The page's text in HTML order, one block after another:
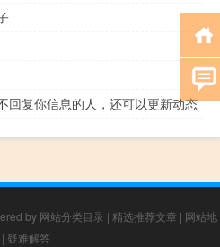
回复你信息的人，还可以更新动态
by 网站分类目录 | 精选推荐文章 | 网站地
| 疑难解答